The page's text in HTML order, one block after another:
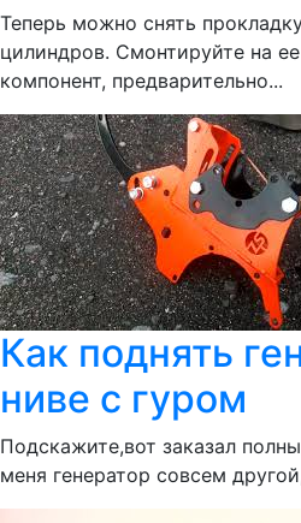
Теперь можно снять
цилиндров. Смонтируйте на
компонент, предварительно...
Как поднять
ниве с гуром
Подскажите,вот заказал
меня генератор совсем